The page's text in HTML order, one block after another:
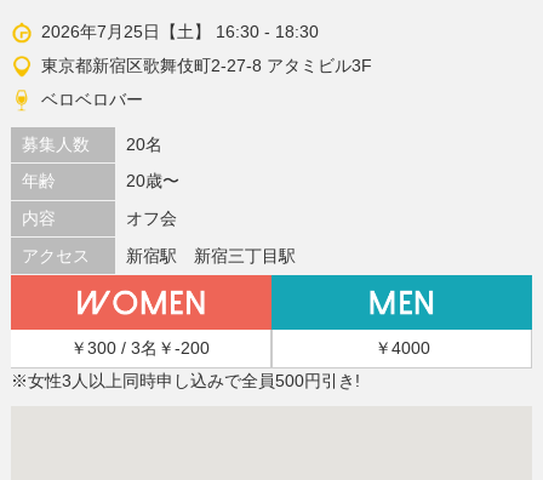
2026年7月25日【土】 16:30 - 18:30
東京都新宿区歌舞伎町2-27-8 アタミビル3F
ベロベロバー
募集人数
20名
年齢
20歳〜
内容
オフ会
アクセス
新宿駅 新宿三丁目駅
￥300 / 3名￥-200
￥4000
※女性3人以上同時申し込みで全員500円引き!